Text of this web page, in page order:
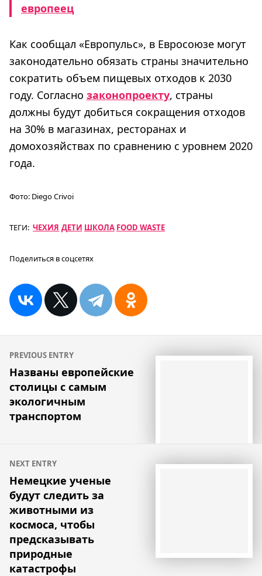
европеец
Как сообщал «Европульс», в Евросоюзе могут
законодательно обязать страны значительно
сократить объем пищевых отходов к 2030
году. Согласно законопроекту, страны
должны будут добиться сокращения отходов
на 30% в магазинах, ресторанах и
домохозяйствах по сравнению с уровнем 2020
года.
Фото: Diego Crivoi
ТЕГИ: ЧЕХИЯ ДЕТИ ШКОЛА FOOD WASTE
Поделиться в соцсетях
Навигация
по
записям
PREVIOUS ENTRY
Названы европейские
столицы с самым
экологичным
транспортом
NEXT ENTRY
Немецкие ученые
будут следить за
животными из
космоса, чтобы
предсказывать
природные
катастрофы